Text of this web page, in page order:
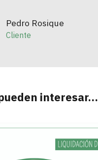
interesar…